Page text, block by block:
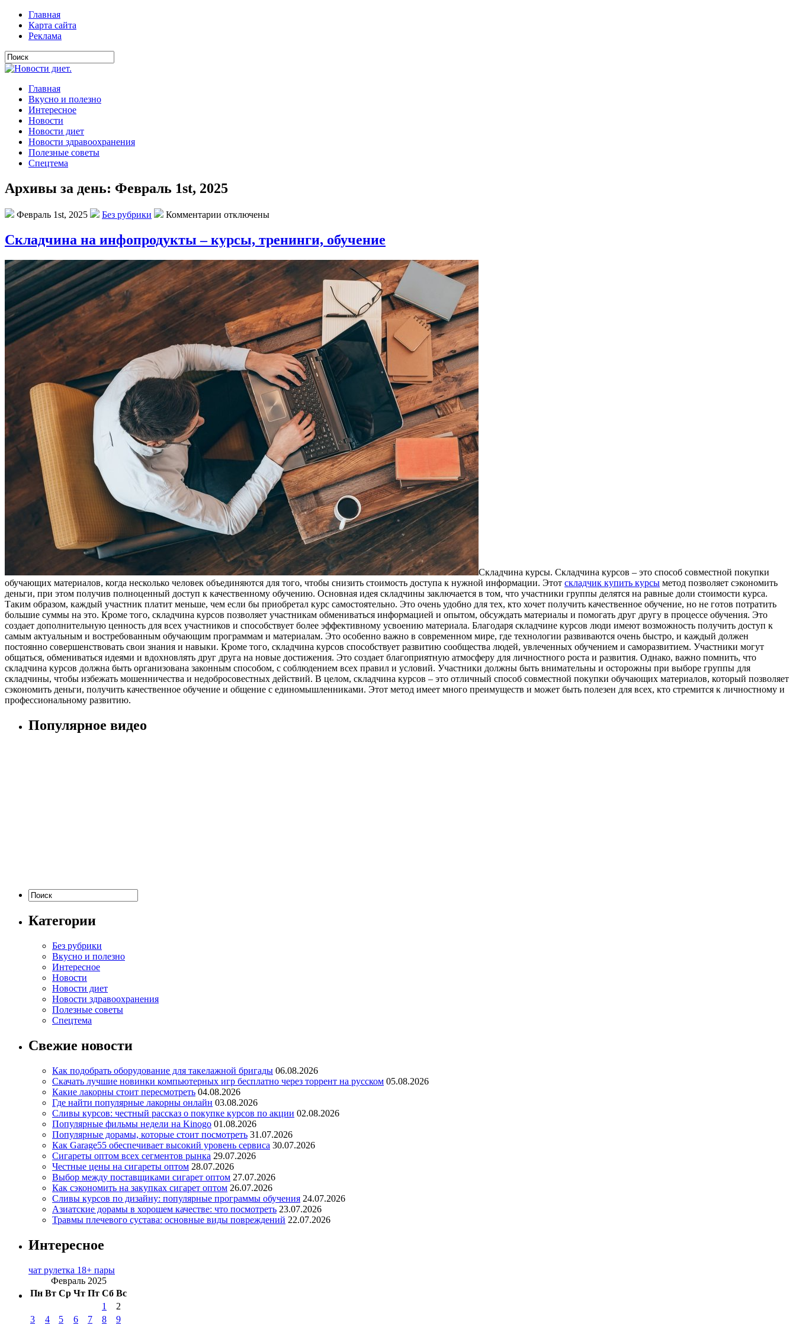
Главная
Карта сайта
Реклама
Главная
Вкусно и полезно
Интересное
Новости
Новости диет
Новости здравоохранения
Полезные советы
Спецтема
Архивы за день: Февраль 1st, 2025
Февраль 1st, 2025 Без рубрики Комментарии отключены
Складчина на инфопродукты – курсы, тренинги, обучение
Складчина курсы. Складчина курсов – это способ совместной покупки
обучающих материалов, когда несколько человек объединяются для того, чтобы снизить стоимость доступа к нужной информации. Этот складчик купить курсы метод позволяет сэкономить
деньги, при этом получив полноценный доступ к качественному обучению. Основная идея складчины заключается в том, что участники группы делятся на равные доли стоимости курса.
Таким образом, каждый участник платит меньше, чем если бы приобретал курс самостоятельно. Это очень удобно для тех, кто хочет получить качественное обучение, но не готов потратить
большие суммы на это. Кроме того, складчина курсов позволяет участникам обмениваться информацией и опытом, обсуждать материалы и помогать друг другу в процессе обучения. Это
создает дополнительную ценность для всех участников и способствует более эффективному усвоению материала. Благодаря складчине курсов люди имеют возможность получить доступ к
самым актуальным и востребованным обучающим программам и материалам. Это особенно важно в современном мире, где технологии развиваются очень быстро, и каждый должен
постоянно совершенствовать свои знания и навыки. Кроме того, складчина курсов способствует развитию сообщества людей, увлеченных обучением и саморазвитием. Участники могут
общаться, обмениваться идеями и вдохновлять друг друга на новые достижения. Это создает благоприятную атмосферу для личностного роста и развития. Однако, важно помнить, что
складчина курсов должна быть организована законным способом, с соблюдением всех правил и условий. Участники должны быть внимательны и осторожны при выборе группы для
складчины, чтобы избежать мошенничества и недобросовестных действий. В целом, складчина курсов – это отличный способ совместной покупки обучающих материалов, который позволяет
сэкономить деньги, получить качественное обучение и общение с единомышленниками. Этот метод имеет много преимуществ и может быть полезен для всех, кто стремится к личностному и
профессиональному развитию.
Популярное видео
Категории
Без рубрики
Вкусно и полезно
Интересное
Новости
Новости диет
Новости здравоохранения
Полезные советы
Спецтема
Свежие новости
Как подобрать оборудование для такелажной бригады 06.08.2026
Скачать лучшие новинки компьютерных игр бесплатно через торрент на русском 05.08.2026
Какие лакорны стоит пересмотреть 04.08.2026
Где найти популярные лакорны онлайн 03.08.2026
Сливы курсов: честный рассказ о покупке курсов по акции 02.08.2026
Популярные фильмы недели на Kinogo 01.08.2026
Популярные дорамы, которые стоит посмотреть 31.07.2026
Как Garage55 обеспечивает высокий уровень сервиса 30.07.2026
Сигареты оптом всех сегментов рынка 29.07.2026
Честные цены на сигареты оптом 28.07.2026
Выбор между поставщиками сигарет оптом 27.07.2026
Как сэкономить на закупках сигарет оптом 26.07.2026
Сливы курсов по дизайну: популярные программы обучения 24.07.2026
Азиатские дорамы в хорошем качестве: что посмотреть 23.07.2026
Травмы плечевого сустава: основные виды повреждений 22.07.2026
Интересное
чат рулетка 18+ пары
Февраль 2025
Пн Вт Ср Чт Пт Сб Вс
1
2
3
4 5 6 7 8 9